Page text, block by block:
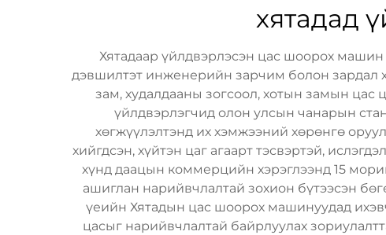
хятадад
Хятадаар үйлдвэрлэсэн цас шоорох
дэвшилтэт инженерийн зарчим болон зардал
зам, худалдааны зогсоол, хотын замын цас
үйлдвэрлэгчид олон улсын чанарын
хөгжүүлэлтэнд их хэмжээний хөрөнгө
хийгдсэн, хүйтэн цаг агаарт тэсвэртэй,
хүнд даацын коммерцийн хэрэглээнд 15
ашиглан нарийвчлалтай зохион бүтээсэн
үеийн Хятадын цас шоорох машинуудад
цасыг нарийвчлалтай байрлуулах